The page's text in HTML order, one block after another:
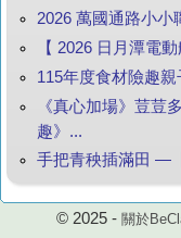
2026 萬國通路小小
【 2026 日月潭電
115年度食材險趣
《真心加場》荳荳
趣》...
手把青秧插滿田 —
© 2025 - 關於